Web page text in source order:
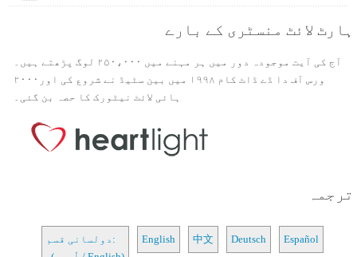
ہارٹ لائٹ منسٹری کے بارے
آج کی آیت موجودہ دور میں ہر مہنے میں ۲۵۰،۰۰۰ لوگ پڑھتے ہیں۔
ورس آف دا ڈے ڈاٹ کام ۱۹۹۸ میں بین سٹیڈ نے شروع کی اور۲۰۰۰
ہائی لائٹ نیٹورک کا حصہ بن گئی۔
ترجمہ
دولسانی قسم:
English 中文 Deutsch Español